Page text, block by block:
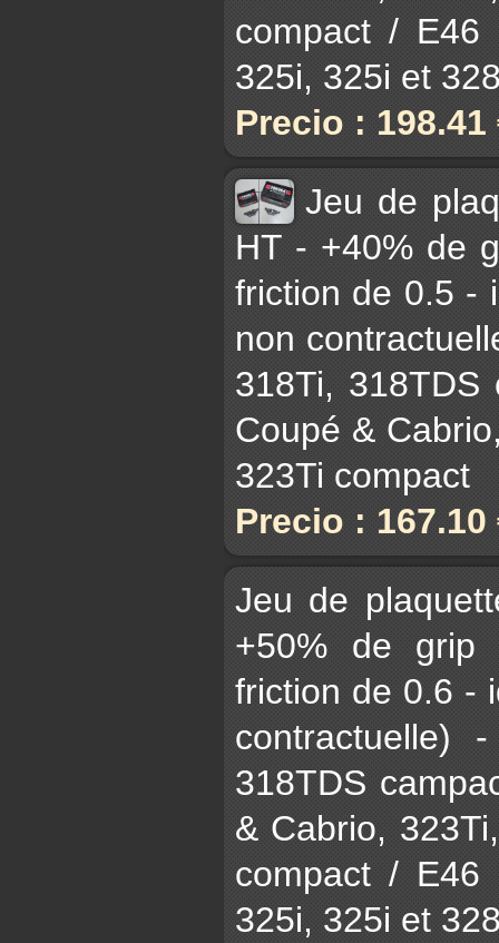
compact / E46
325i, 325i et
Precio : 198.41
Jeu de
HT - +40% de
friction de 0.5 -
non
318Ti, 318TDS
Coupé &
323Ti compact
Precio : 167.10
Jeu de
+50% de grip
friction de 0.6 -
contractuelle)
318TDS
& Cabrio,
compact / E46
325i, 325i et